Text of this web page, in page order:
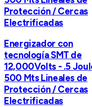
Protección / Cercas
Electrificadas
Energizador con
tecnología SMT de
12,000Volts - .5
500 Mts Lineales de
Protección / Cercas
Electrificadas